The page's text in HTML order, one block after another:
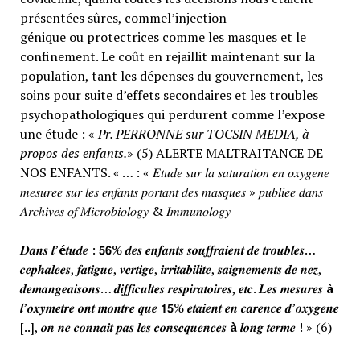
présentées sûres, commel’injection
génique ou protectrices comme les masques et le
confinement. Le coût en rejaillit maintenant sur la
population, tant les dépenses du gouvernement, les
soins pour suite d’effets secondaires et les troubles
psychopathologiques qui perdurent comme l’expose
une étude : «Pr. PERRONNE sur TOCSIN MEDIA, à
propos des enfants.» (5) ALERTE MALTRAITANCE DE
NOS ENFANTS. « … : « 𝐸𝑡𝑢𝑑𝑒 𝑠𝑢𝑟 𝑙𝑎 𝑠𝑎𝑡𝑢𝑟𝑎𝑡𝑖𝑜𝑛 𝑒𝑛 𝑜𝑥𝑦𝑔𝑒𝑛𝑒
𝑚𝑒𝑠𝑢𝑟𝑒𝑒 𝑠𝑢𝑟 𝑙𝑒𝑠 𝑒𝑛𝑓𝑎𝑛𝑡𝑠 𝑝𝑜𝑟𝑡𝑎𝑛𝑡 𝑑𝑒𝑠 𝑚𝑎𝑠𝑞𝑢𝑒𝑠 » 𝑝𝑢𝑏𝑙𝑖𝑒𝑒 𝑑𝑎𝑛𝑠
𝐴𝑟𝑐ℎ𝑖𝑣𝑒𝑠 𝑜𝑓 𝑀𝑖𝑐𝑟𝑜𝑏𝑖𝑜𝑙𝑜𝑔𝑦 & 𝐼𝑚𝑚𝑢𝑛𝑜𝑙𝑜𝑔𝑦
𝑫𝒂𝒏𝒔 𝒍’é𝒕𝒖𝒅𝒆 : 𝟱𝟲% 𝒅𝒆𝒔 𝒆𝒏𝒇𝒂𝒏𝒕𝒔 𝒔𝒐𝒖𝒇𝒇𝒓𝒂𝒊𝒆𝒏𝒕 𝒅𝒆 𝒕𝒓𝒐𝒖𝒃𝒍𝒆𝒔…
𝒄𝒆𝒑𝒉𝒂𝒍𝒆𝒆𝒔, 𝒇𝒂𝒕𝒊𝒈𝒖𝒆, 𝒗𝒆𝒓𝒕𝒊𝒈𝒆, 𝒊𝒓𝒓𝒊𝒕𝒂𝒃𝒊𝒍𝒊𝒕𝒆, 𝒔𝒂𝒊𝒈𝒏𝒆𝒎𝒆𝒏𝒕𝒔 𝒅𝒆 𝒏𝒆𝒛,
𝒅𝒆𝒎𝒂𝒏𝒈𝒆𝒂𝒊𝒔𝒐𝒏𝒔… 𝒅𝒊𝒇𝒇𝒊𝒄𝒖𝒍𝒕𝒆𝒔 𝒓𝒆𝒔𝒑𝒊𝒓𝒂𝒕𝒐𝒊𝒓𝒆𝒔, 𝒆𝒕𝒄. 𝑳𝒆𝒔 𝒎𝒆𝒔𝒖𝒓𝒆𝒔 à
𝒍’𝒐𝒙𝒚𝒎𝒆𝒕𝒓𝒆 𝒐𝒏𝒕 𝒎𝒐𝒏𝒕𝒓𝒆 𝒒𝒖𝒆 𝟭𝟱% 𝒆𝒕𝒂𝒊𝒆𝒏𝒕 𝒆𝒏 𝒄𝒂𝒓𝒆𝒏𝒄𝒆 𝒅’𝒐𝒙𝒚𝒈𝒆𝒏𝒆
[..], 𝒐𝒏 𝒏𝒆 𝒄𝒐𝒏𝒏𝒂𝒊𝒕 𝒑𝒂𝒔 𝒍𝒆𝒔 𝒄𝒐𝒏𝒔𝒆𝒒𝒖𝒆𝒏𝒄𝒆𝒔 à𝒍𝒐𝒏𝒈 𝒕𝒆𝒓𝒎𝒆 ! » (6)